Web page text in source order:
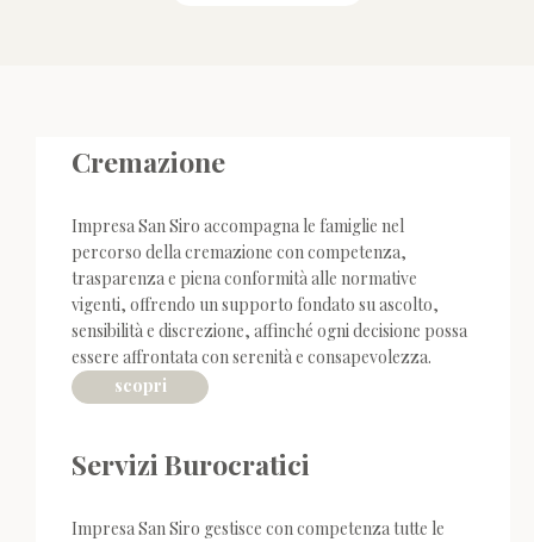
Cremazione
Impresa San Siro accompagna le famiglie nel
percorso della cremazione con competenza,
trasparenza e piena conformità alle normative
vigenti, offrendo un supporto fondato su ascolto,
sensibilità e discrezione, affinché ogni decisione possa
essere affrontata con serenità e consapevolezza.
scopri
Servizi Burocratici
Impresa San Siro gestisce con competenza tutte le